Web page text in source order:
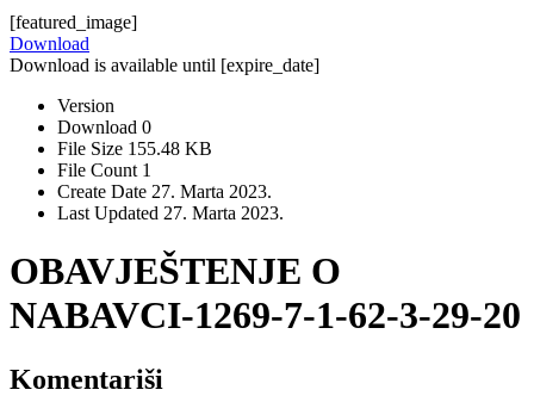
[featured_image]
Download
Download is available until [expire_date]
Version
Download 0
File Size 155.48 KB
File Count 1
Create Date 27. Marta 2023.
Last Updated 27. Marta 2023.
OBAVJEŠTENJE O
NABAVCI-1269-7-1-62-3-29-20
Komentariši